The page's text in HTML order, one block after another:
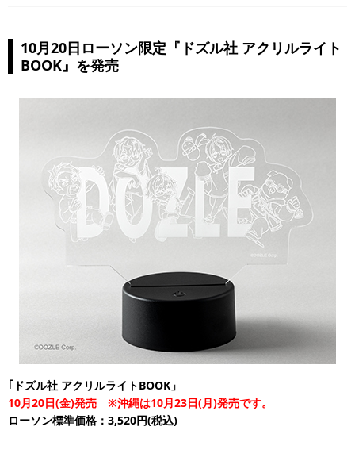
10月20日ローソン限定『ドズル社 アクリルライト
BOOK』を発売
｢ドズル社 アクリルライトBOOK」
10月20日(金)発売 ※沖縄は10月23日(月)発売です。
ローソン標準価格：3,520円(税込)